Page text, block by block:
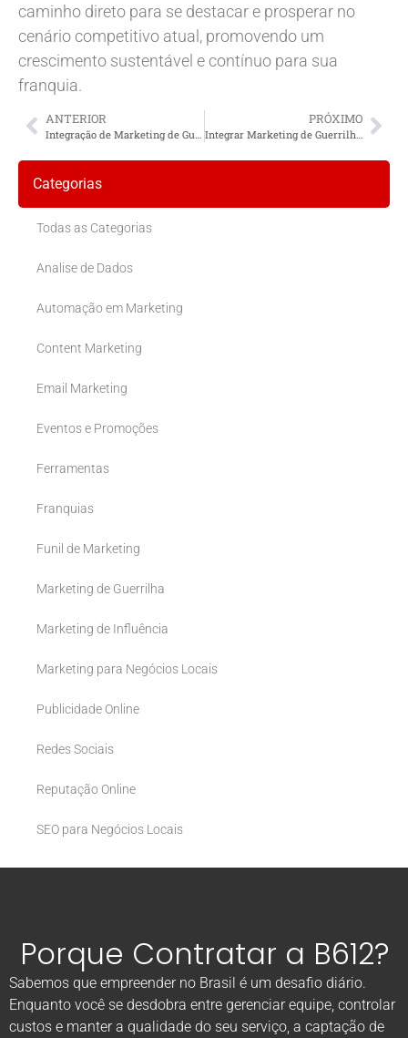
caminho direto para se destacar e prosperar no
cenário competitivo atual, promovendo um
crescimento sustentável e contínuo para sua
franquia.
ANTERIOR PRÓXIMO
Categorias
Todas as Categorias
Analise de Dados
Automação em Marketing
Content Marketing
Email Marketing
Eventos e Promoções
Ferramentas
Franquias
Funil de Marketing
Marketing de Guerrilha
Marketing de Influência
Marketing para Negócios Locais
Publicidade Online
Redes Sociais
Reputação Online
SEO para Negócios Locais
Porque Contratar a B612?
Sabemos que empreender no Brasil é um desafio diário.
Enquanto você se desdobra entre gerenciar equipe, controlar
custos e manter a qualidade do seu serviço, a captação de